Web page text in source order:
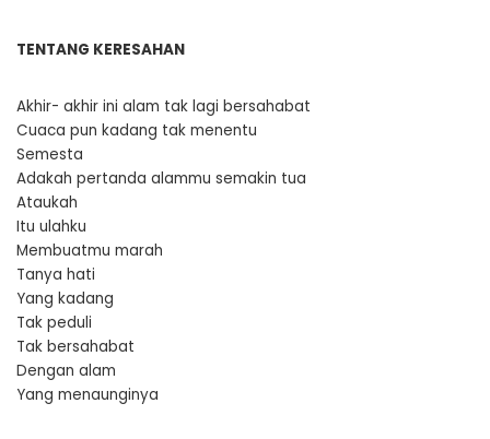
TENTANG KERESAHAN
Akhir- akhir ini alam tak lagi bersahabat
Cuaca pun kadang tak menentu
Semesta
Adakah pertanda alammu semakin tua
Ataukah
Itu ulahku
Membuatmu marah
Tanya hati
Yang kadang
Tak peduli
Tak bersahabat
Dengan alam
Yang menaunginya